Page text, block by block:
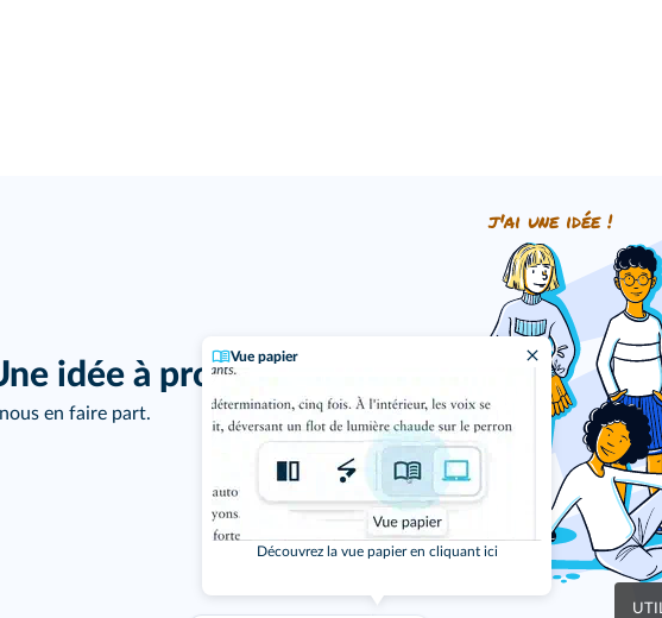
Vue papier
Découvrez la vue papier en cliquant ici
idée à proposer ?
en faire part.
j'ai une idée !